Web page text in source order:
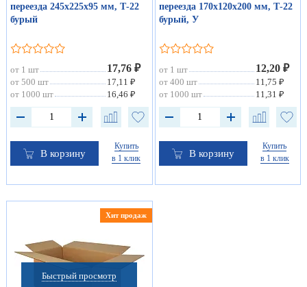
переезда 245х225х95 мм, Т-22
бурый
от 1 шт 17,76 ₽
от 500 шт
17,11 ₽
от 1000 шт
16,46 ₽
В корзину
Купить
в 1 клик
переезда 170х120х200 мм, Т-22
бурый, У
от 1 шт 12,20 ₽
от 400 шт
11,75 ₽
от 1000 шт
11,31 ₽
В корзину
Купить
в 1 клик
Быстрый просмотр
Хит продаж